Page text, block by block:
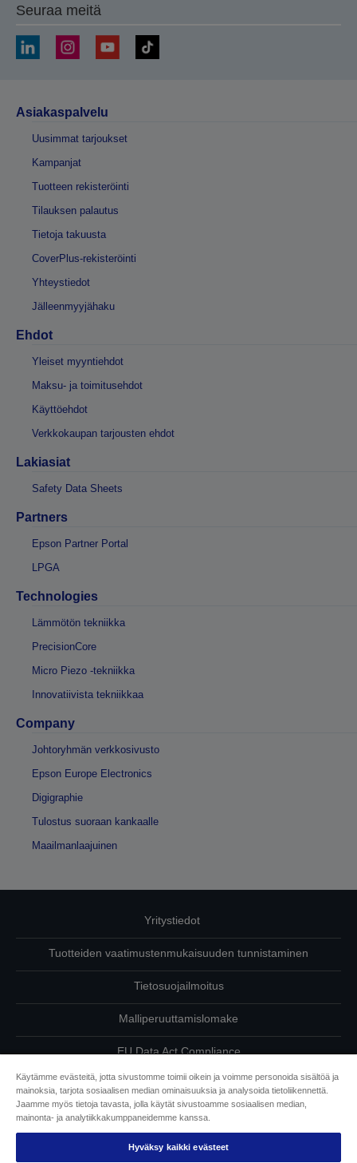
Seuraa meitä
Asiakaspalvelu
Uusimmat tarjoukset
Kampanjat
Tuotteen rekisteröinti
Tilauksen palautus
Tietoja takuusta
CoverPlus-rekisteröinti
Yhteystiedot
Jälleenmyyjähaku
Ehdot
Yleiset myyntiehdot
Maksu- ja toimitusehdot
Käyttöehdot
Verkkokaupan tarjousten ehdot
Lakiasiat
Safety Data Sheets
Partners
Epson Partner Portal
LPGA
Technologies
Lämmötön tekniikka
PrecisionCore
Micro Piezo -tekniikka
Innovatiivista tekniikkaa
Company
Johtoryhmän verkkosivusto
Epson Europe Electronics
Digigraphie
Tulostus suoraan kankaalle
Maailmanlaajuinen
Yritystiedot
Tuotteiden vaatimustenmukaisuuden tunnistaminen
Tietosuojailmoitus
Malliperuuttamislomake
EU Data Act Compliance
Ota meihin yhteyttä omista tiedoistasi
Tietoa evästeistä
Epson on sitoutunut saavutettavuuteen
Käytämme evästeitä, jotta sivustomme toimii oikein ja voimme personoida sisältöä ja
mainoksia, tarjota sosiaalisen median ominaisuuksia ja analysoida tietoliikennettä.
Jaamme myös tietoja tavasta, jolla käytät sivustoamme sosiaalisen median,
mainonta- ja analytiikkakumppaneidemme kanssa.
Hyväksy kaikki evästeet